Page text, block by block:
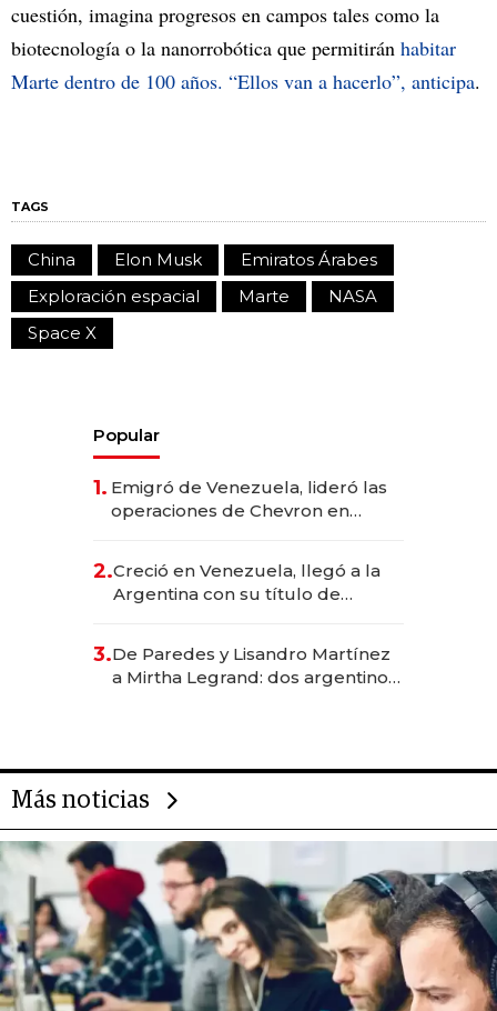
cuestión, imagina progresos en campos tales como la
biotecnología o la nanorrobótica que permitirán habitar
Marte dentro de 100 años. “Ellos van a hacerlo”, anticipa.
TAGS
China Elon Musk
Emiratos Árabes
Exploración espacial
Marte
NASA
Space X
Popular
1. Emigró de Venezuela, lideró las
operaciones de Chevron en
2.Creció en Venezuela, llegó a la
Argentina con su título de
las marcas "fast premium"
3.De Paredes y Lisandro Martínez
a Mirtha Legrand: dos argentinos
Más noticias